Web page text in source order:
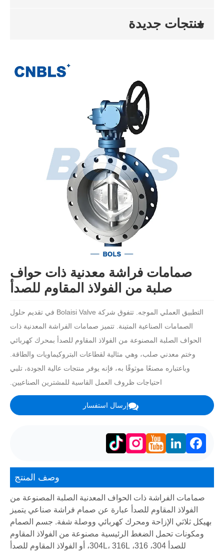
منتجات جديدة
صمامات فراشة معدنية ذات حواف
صلبة من الفولاذ المقاوم للصدأ
التطبيق العملي الموجه. تتفوق شركة Bolaisi Valve في تقديم حلول
الصمامات الصناعية المتينة. تتميز صمامات الفراشة المعدنية ذات
الحواف الصلبة المصنوعة من الفولاذ المقاوم للصدأ بمحرك كهربائي
وختم معدني صلب، وهي مثالية لقطاعات البتروكيماويات والطاقة.
وباعتباره مصنعًا موثوقًا به، فإنه يوفر منتجات عالية الجودة، تلبي
احتياجات ظروف العمل القاسية للمشترين الصناعيين.
إرسال استفسار
Facebook
LinkedIn
وصف المنتج
صمامات الفراشة ذات الحواف المعدنية الصلبة المصنوعة من
الفولاذ المقاوم للصدأ عبارة عن صمام فراشة صناعي يتميز
بهيكل ثلاثي الإزاحة ومحرك كهربائي ووصلة شفة. جسم الصمام
ومكونات تحمل الضغط الرئيسية مصنوعة من الفولاذ المقاوم
للصدأ 304، 316، 304L، 316L، أو الفولاذ المقاوم للصدأ